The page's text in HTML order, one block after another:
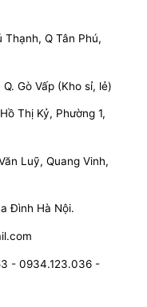
Thạnh, Q Tân Phú,
Gò Vấp (Kho sỉ, lẻ)
Thị Kỷ, Phường 1,
Luỹ, Quang Vinh,
Đình Hà Nội.
- 0934.123.036 -